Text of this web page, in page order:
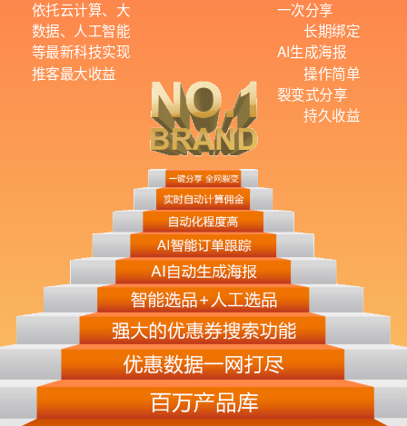
依托云计算、大
数据、人工智能
等最新科技实现
推客最大收益
一次分享
长期绑定
AI生成海报
操作简单
裂变式分享
持久收益